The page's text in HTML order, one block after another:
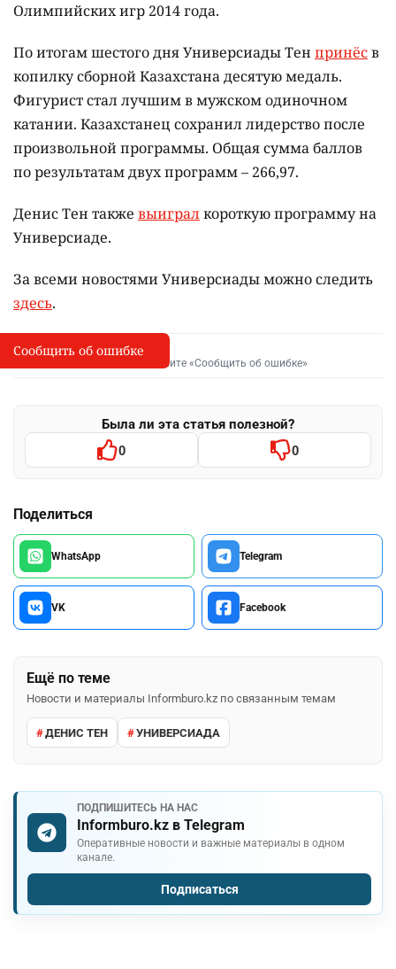
Олимпийских игр 2014 года.
По итогам шестого дня Универсиады Тен принёсв
копилку сборной Казахстана десятую медаль.
Фигурист стал лучшим в мужском одиночном
катании. Казахстанец сохранил лидерство после
произвольной программы. Общая сумма баллов
по результатам двух программ – 266,97.
Денис Тен также выигралкороткую программу на
Универсиаде.
За всеми новостями Универсиады можно следить
здесь.
I
Сообщить об опечатке
Выделите фрагмент и нажмите «Сообщить об ошибке»
Была ли эта статья полезной?
0 0
Поделиться
WhatsApp Telegram
VK Facebook
Ещё по теме
Новости и материалы Informburo.kz по связанным темам
ДЕНИС ТЕН УНИВЕРСИАДА
ПОДПИШИТЕСЬ НА НАС
Informburo.kz в Telegram
Оперативные новости и важные материалы в одном
канале.
Подписаться
Сообщить об ошибке